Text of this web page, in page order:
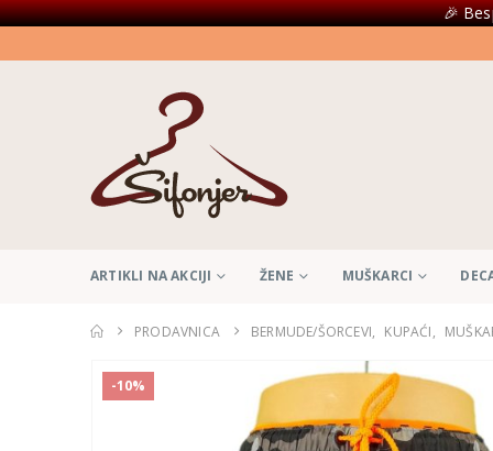
🎉
ARTIKLI NA AKCIJI ŽENE MUŠKARCI
PRODAVNICA BERMUDE/ŠORCEVI, KUPAĆI,
-10%